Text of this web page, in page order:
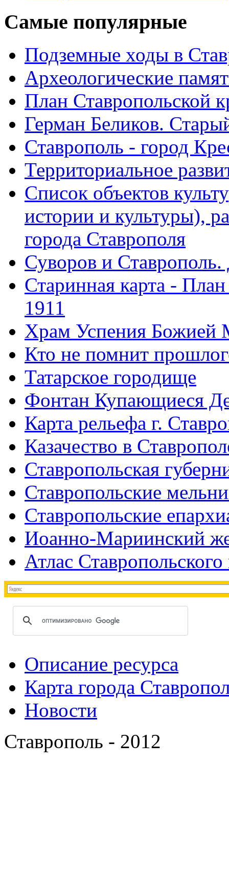
Самые популярные
Подземные ходы в
Археологические
План Ставропольской
Герман Беликов.
Ставрополь - город
Территориальное
Список объектов
истории и культуры),
города Ставрополя
Суворов и
Старинная карта -
1911
Храм Успения Божией
Кто не помнит
Татарское городище
Фонтан Купающиеся
Карта рельефа г.
Казачество в
Ставропольская
Ставропольские
Ставропольские
Иоанно-Мариинский
Атлас
Описание ресурса
Карта города
Новости
Ставрополь - 2012